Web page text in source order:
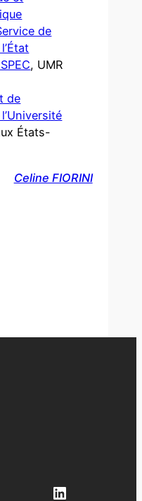
de
, UMR
de
États-
Celine FIORINI
LinkedIn